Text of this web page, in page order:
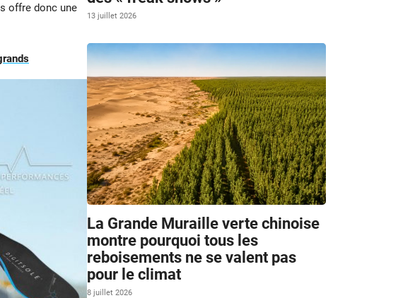
offre donc une
13 juillet 2026
La Grande Muraille verte chinoise
montre pourquoi tous les
reboisements ne se valent pas
pour le climat
8 juillet 2026